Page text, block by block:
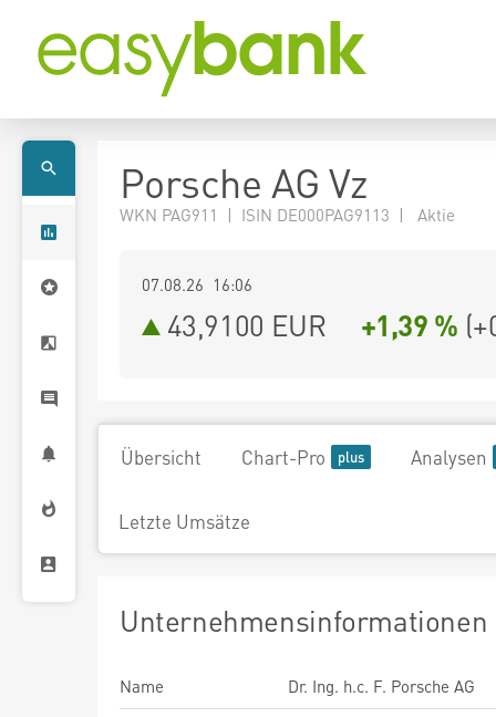
Porsche AG Vz
WKN PAG911 | ISIN DE000PAG9113 | Aktie
07.08.26 16:06
43,9100 EUR +1,39 % (
Übersicht Chart-Pro Analysen
Letzte Umsätze
Unternehmensinformationen
Name
Dr. Ing. h.c. F. Porsche AG